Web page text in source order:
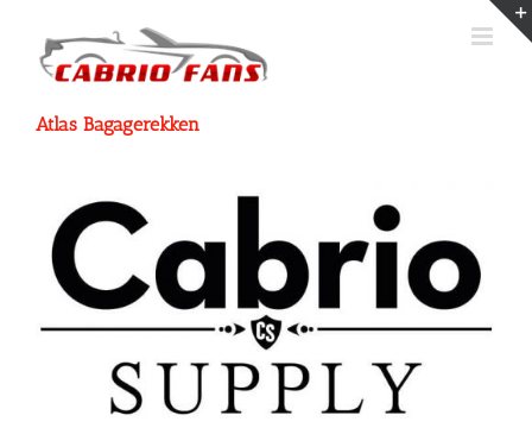
inhoud
Atlas Bagagerekken